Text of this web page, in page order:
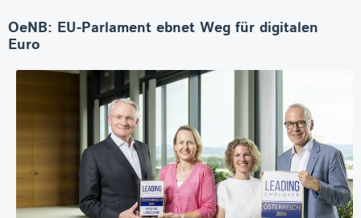
OeNB: EU-Parlament ebnet Weg für digitalen
Euro